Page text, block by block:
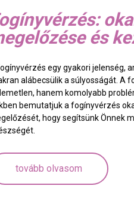
és
egy gyakori jelenség,
alábecsülik a súlyosságát. A
hanem komolyabb
bemutatjuk a fogínyvérzés
hogy segítsünk Önnek
tovább olvasom